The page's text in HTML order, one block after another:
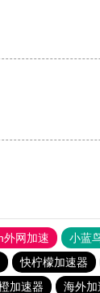
外网加速 小蓝
快柠檬加速器
加速器 海外